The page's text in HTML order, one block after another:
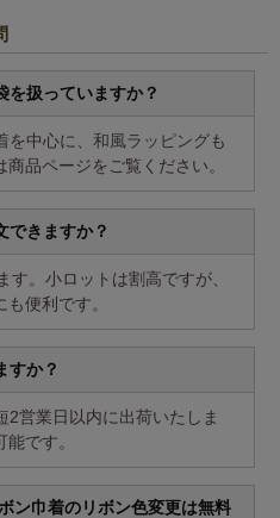
を扱っていますか？
を中心に、 和風ラッピングも
品ページをご覧ください。
できますか？
。小ロットは割高ですが、
便利です。
すか？
2営業日以内に出荷いたしま
です。
ン巾着のリボン色変更は無料